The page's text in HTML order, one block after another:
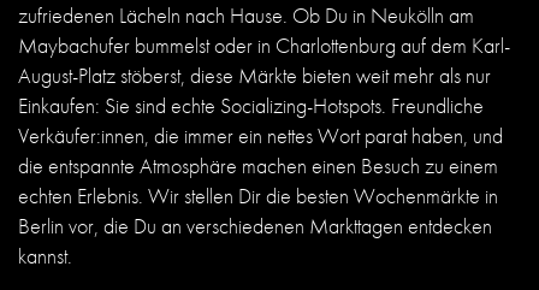
zufriedenen Lächeln nach Hause. Ob Du in Neukölln am
Maybachufer bummelst oder in Charlottenburg auf dem Karl-
August-Platz stöberst, diese Märkte bieten weit mehr als nur
Einkaufen: Sie sind echte Socializing-Hotspots. Freundliche
Verkäufer:innen, die immer ein nettes Wort parat haben, und
die entspannte Atmosphäre machen einen Besuch zu einem
echten Erlebnis. Wir stellen Dir die besten Wochenmärkte in
Berlin vor, die Du an verschiedenen Markttagen entdecken
kannst.